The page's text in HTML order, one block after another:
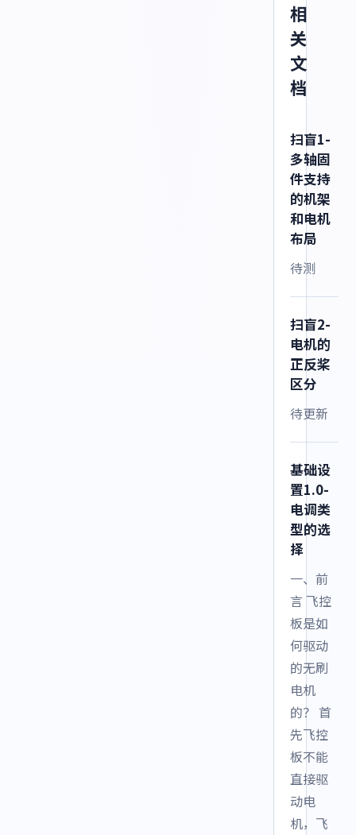
相
关
文
档
扫盲1-
多轴固
件支持
的机架
和电机
布局
待测
扫盲2-
电机的
正反桨
区分
待更新
基础设
置1.0-
电调类
型的选
择
一、前
言 飞控
板是如
何驱动
的无刷
电机
的？ 首
先飞控
板不能
直接驱
动电
机，飞